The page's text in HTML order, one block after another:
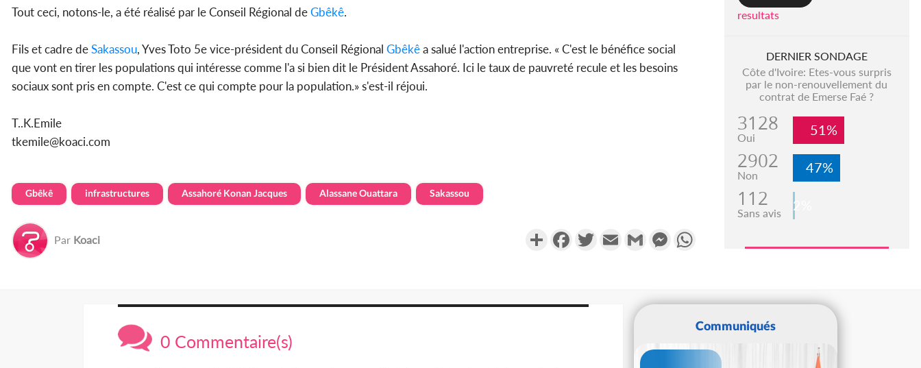
Tout ceci, notons-le, a été réalisé par le Conseil Régional deGbêkê.
Fils et cadre deSakassou, Yves Toto 5e vice-président du Conseil Régional Gbêkêa salué l'action entreprise. « C'est le bénéfice social
que vont en tirer les populations qui intéresse comme l'a si bien dit le Président Assahoré. Ici le taux de pauvreté recule et les besoins
sociaux sont pris en compte. C'est ce qui compte pour la population.» s'est-il réjoui.
T..K.Emile
tkemile@koaci.com
Gbêkê infrastructures Assahoré Konan Jacques Alassane Ouattara Sakassou
Par Koaci PartagerFacebookTwitterEmail Gmail Messenger
resultats
DERNIER SONDAGE
Côte d'Ivoire: Etes-vous surpris
par le non-renouvellement du
contrat de Emerse Faé ?
3128
Oui 51%
2902
Non 47%
112
Sans avis 2%
0 Commentaire(s)
Communiqués